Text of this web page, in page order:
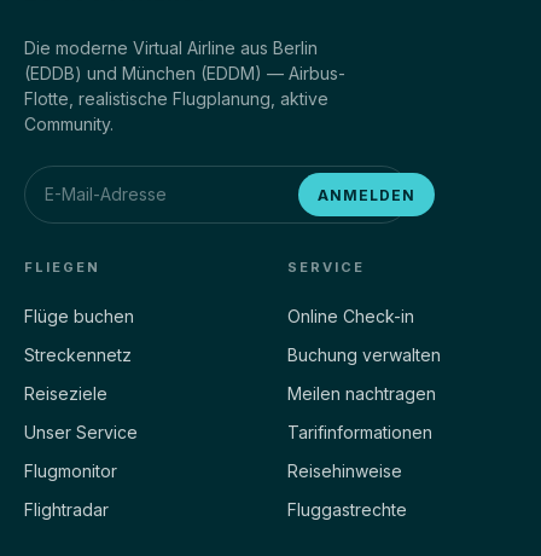
Die moderne Virtual Airline aus Berlin
(EDDB) und München (EDDM) — Airbus-
Flotte, realistische Flugplanung, aktive
Community.
ANMELDEN
FLIEGEN
Flüge buchen
Streckennetz
Reiseziele
Unser Service
Flugmonitor
Flightradar
SERVICE
Online Check-in
Buchung verwalten
Meilen nachtragen
Tarifinformationen
Reisehinweise
Fluggastrechte